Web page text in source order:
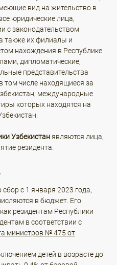
вид на жительство в
юридические лица,
с законодательством
также их филиалы и
нахождения в Республике
дипломатические,
представительства
том числе находящиеся за
международные
которых находятся на
Узбекистан являются лица,
резидента.
сбор с 1 января 2023 года,
в бюджет. Его
резидентам Республики
в соответствии с
министров № 475 от
детей в возрасте до